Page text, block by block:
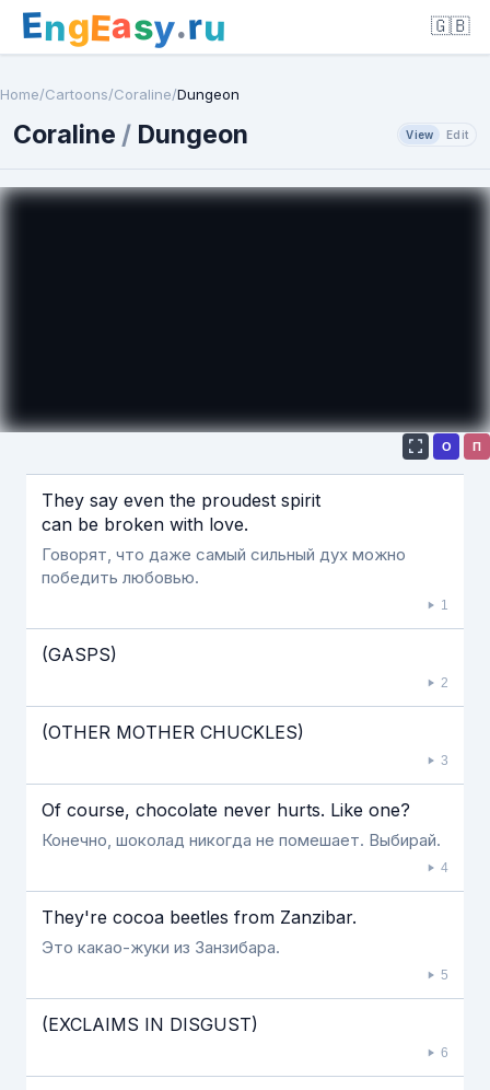
EngEasy.ru 🇬🇧
Home/Cartoons/Coraline/Dungeon
Coraline / Dungeon View Edit
Если видео долго не грузится, выключите VPN
О П
They say even the proudest spirit
can be broken with love.
Говорят, что даже самый сильный дух можно
победить любовью.
1
(GASPS)
2
(OTHER MOTHER CHUCKLES)
3
Of course, chocolate never hurts. Like one?
Конечно, шоколад никогда не помешает. Выбирай.
4
They're cocoa beetles from Zanzibar.
Это какао-жуки из Занзибара.
5
(EXCLAIMS IN DISGUST)
6